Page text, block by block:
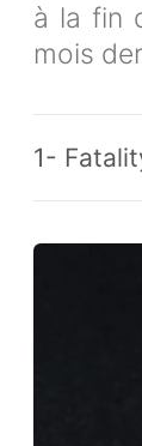
à la fin
mois
1-